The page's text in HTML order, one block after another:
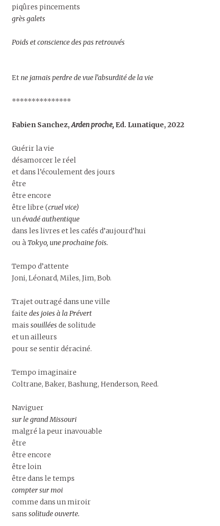
piqûres pincements
grès galets
Poids et conscience des pas retrouvés
Etne jamais perdre de vue l’absurdité de la vie
***************
Fabien Sanchez,Arden proche, Ed. Lunatique, 2022
Guérir la vie
désamorcer le réel
et dans l’écoulement des jours
être
être encore
être libre (cruel vice)
unévadé authentique
dans les livres et les cafés d’aujourd’hui
ou à Tokyo, une prochaine fois.
Tempo d’attente
Joni, Léonard, Miles, Jim, Bob.
Trajet outragé dans une ville
faite des joies à la Prévert
mais souilléesde solitude
et un ailleurs
pour se sentir déraciné.
Tempo imaginaire
Coltrane, Baker, Bashung, Henderson, Reed.
Naviguer
sur le grand Missouri
malgré la peur inavouable
être
être encore
être loin
être dans le temps
compter sur moi
comme dans un miroir
sans solitude ouverte.